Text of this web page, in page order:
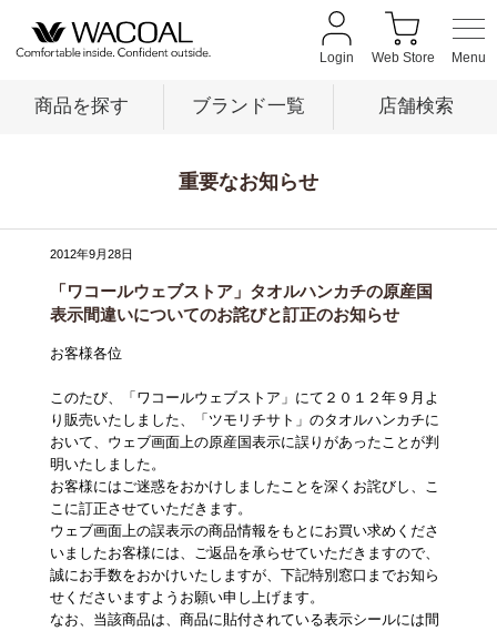
Login Web Store
商品を探す ブランド一覧 店舗検索
ブランド一覧
店舗検索
新着情報
重要なお知らせ
お知らせ
重要なお知らせ
2012年9月28日
「ワコールウェブストア」タオルハンカチの原産国
表示間違いについてのお詫びと訂正のお知らせ
お客様各位
このたび、「ワコールウェブストア」にて２０１２年９月よ
り販売いたしました、「ツモリチサト」のタオルハンカチに
おいて、ウェブ画面上の原産国表示に誤りがあったことが判
明いたしました。
お客様にはご迷惑をおかけしましたことを深くお詫びし、こ
こに訂正させていただきます。
ウェブ画面上の誤表示の商品情報をもとにお買い求めくださ
いましたお客様には、ご返品を承らせていただきますので、
誠にお手数をおかけいたしますが、下記特別窓口までお知ら
せくださいますようお願い申し上げます。
なお、当該商品は、商品に貼付されている表示シールには間